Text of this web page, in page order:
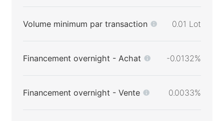
Volume minimum par transaction 0.01 Lot
Financement overnight - Achat -0.0132%
Financement overnight - Vente 0.0033%